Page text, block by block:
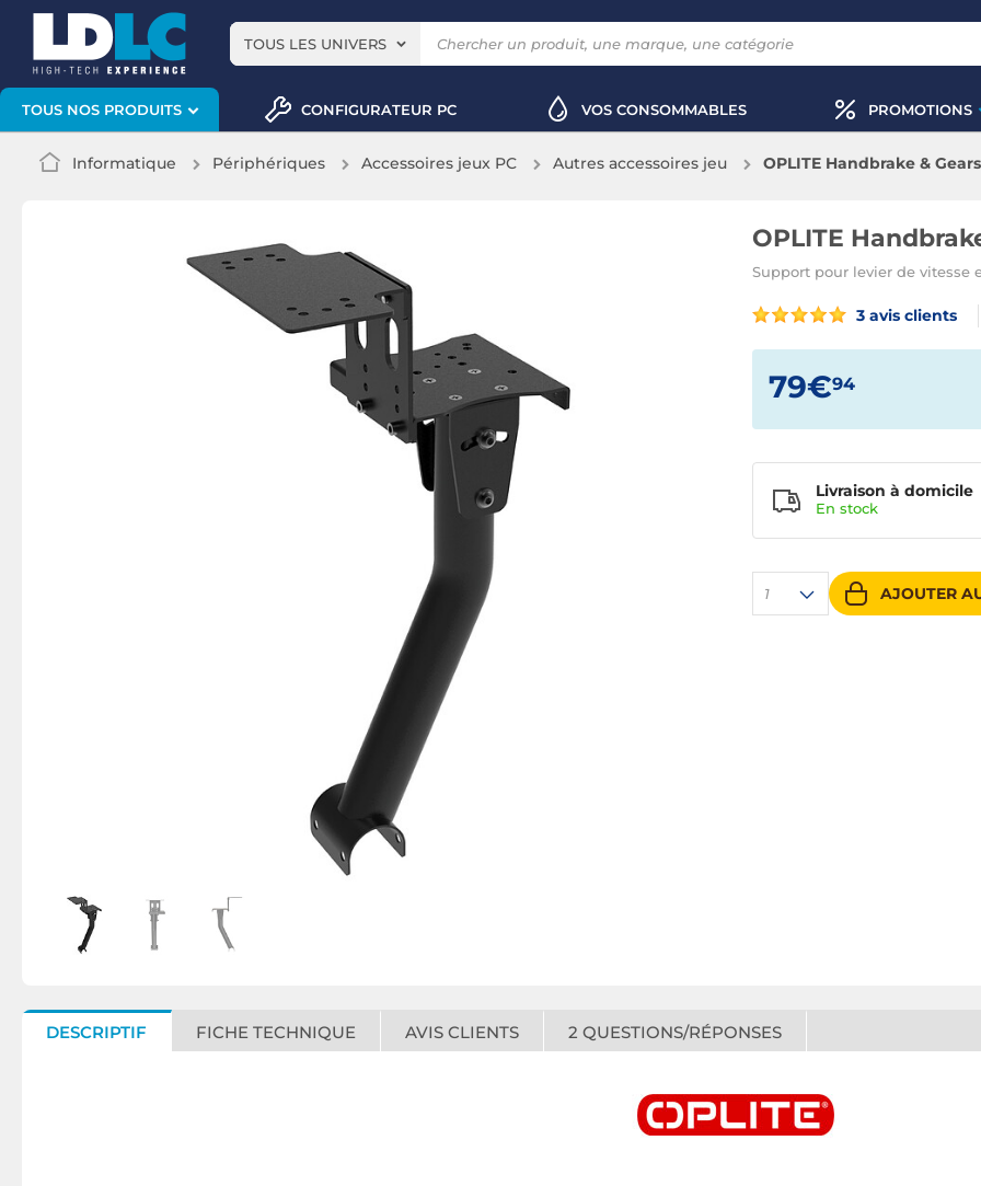
TOUS LES UNIVERS
TOUS NOS PRODUITS CONFIGURATEUR PC VOS CONSOMMABLES PROMOTIONS
Informatique Périphériques Accessoires jeux PC Autres accessoires jeu OPLITE Handbrake &
OPLITE
Support pour levier de vitesse
3 avis clients
79€94
1 AJOUTER
Livraison à domicile
En stock
DESCRIPTIF FICHE TECHNIQUE AVIS CLIENTS 2 QUESTIONS/RÉPONSES